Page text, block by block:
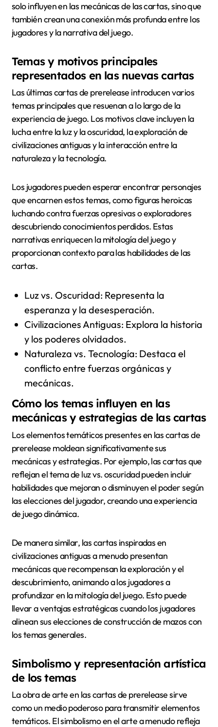
solo influyen en las mecánicas de las cartas, sino que
también crean una conexión más profunda entre los
jugadores y la narrativa del juego.
Temas y motivos principales
representados en las nuevas cartas
Las últimas cartas de prerelease introducen varios
temas principales que resuenan a lo largo de la
experiencia de juego. Los motivos clave incluyen la
lucha entre la luz y la oscuridad, la exploración de
civilizaciones antiguas y la interacción entre la
naturaleza y la tecnología.
Los jugadores pueden esperar encontrar personajes
que encarnen estos temas, como figuras heroicas
luchando contra fuerzas opresivas o exploradores
descubriendo conocimientos perdidos. Estas
narrativas enriquecen la mitología del juego y
proporcionan contexto para las habilidades de las
cartas.
Luz vs. Oscuridad: Representa la
esperanza y la desesperación.
Civilizaciones Antiguas: Explora la historia
y los poderes olvidados.
Naturaleza vs. Tecnología: Destaca el
conflicto entre fuerzas orgánicas y
mecánicas.
Cómo los temas influyen en las
mecánicas y estrategias de las cartas
Los elementos temáticos presentes en las cartas de
prerelease moldean significativamente sus
mecánicas y estrategias. Por ejemplo, las cartas que
reflejan el tema de luz vs. oscuridad pueden incluir
habilidades que mejoran o disminuyen el poder según
las elecciones del jugador, creando una experiencia
de juego dinámica.
De manera similar, las cartas inspiradas en
civilizaciones antiguas a menudo presentan
mecánicas que recompensan la exploración y el
descubrimiento, animando a los jugadores a
profundizar en la mitología del juego. Esto puede
llevar a ventajas estratégicas cuando los jugadores
alinean sus elecciones de construcción de mazos con
los temas generales.
Simbolismo y representación artística
de los temas
La obra de arte en las cartas de prerelease sirve
como un medio poderoso para transmitir elementos
temáticos. El simbolismo en el arte a menudo refleja